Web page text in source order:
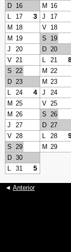
D 16 M 16
L
17 3 J 17
M 18 V 18
M 19 S 19
J 20 D 20
V 21 L 21
S 22 M 22
D 23 M 23
L
24 4 J 24
M 25 V 25
M 26 S 26
J 27 D 27
V 28 L 28
S 29 M 29
D 30
L
31 5
◄ Anterior